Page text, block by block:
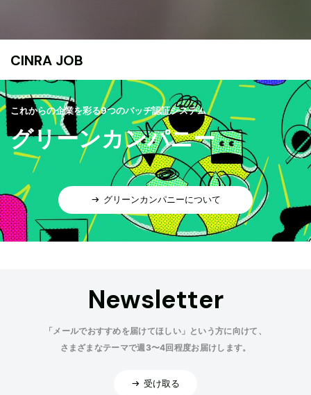
CINRA JOB
これからの企業を彩る9つのバッヂ認証システム
グリーンカンパニー
グリーンカンパニーについて
Newsletter
「メールでおすすめを届けてほしい」という方に向けて、
さまざまなテーマで週3〜4回程度お届けします。
受け取る